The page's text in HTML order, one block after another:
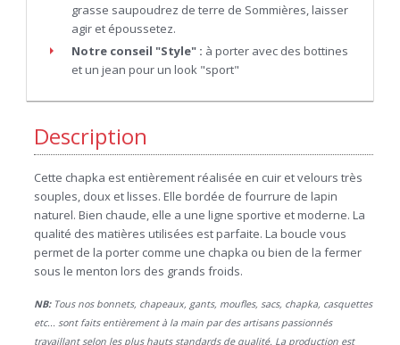
grasse saupoudrez de terre de Sommières, laisser
agir et époussetez.
Notre conseil "Style" : à porter avec des bottines
et un jean pour un look "sport"
Description
Cette chapka est entièrement réalisée en cuir et velours très
souples, doux et lisses. Elle bordée de fourrure de lapin
naturel. Bien chaude, elle a une ligne sportive et moderne. La
qualité des matières utilisées est parfaite. La boucle vous
permet de la porter comme une chapka ou bien de la fermer
sous le menton lors des grands froids.
NB: Tous nos bonnets, chapeaux, gants, moufles, sacs, chapka, casquettes
etc... sont faits entièrement à la main par des artisans passionnés
travaillant selon les plus hauts standards de qualité. La production est